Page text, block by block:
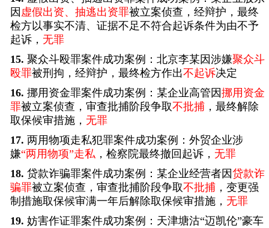
因 虚假出资、抽逃出资罪被立案侦查，经辩护，最终
检方以事实不清、证据不足不符合起诉条件为由不予
起诉， 无罪
15. 聚众斗殴罪案件成功案例：北京李某因涉嫌聚众斗
殴罪被刑拘，经辩护，最终检方作出不起诉决定
16. 挪用资金罪案件成功案例：某企业高管因挪用资金
罪被立案侦查，审查批捕阶段争取不批捕 ，最终解除
取保候审措施， 无罪
17. 两用物项走私犯罪案件成功案例：外贸企业涉
嫌“两用物项”走私 ，检察院最终撤回起诉， 无罪
18. 贷款诈骗罪案件成功案例：某企业经营者因贷款诈
骗罪被立案侦查，审查批捕阶段争取不批捕 ，变更强
制措施取保候审满一年后解除取保候审措施， 无罪
19. 妨害作证罪案件成功案例：天津塘沽“迈凯伦”豪车